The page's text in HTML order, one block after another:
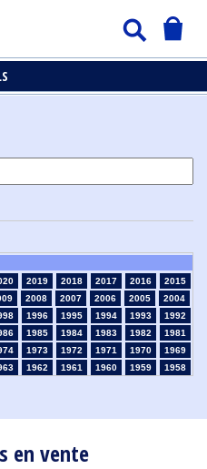
en vente
2019 2018 2017 2016
2015
2008 2007 2006 2005
2004
1996 1995 1994 1993
1992
1985 1984 1983 1982
1981
1973 1972 1971 1970
1969
1962 1961 1960 1959
1958
1914 1913 1912 1911
1910